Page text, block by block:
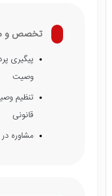
تخصص و
پیگیری
وصیت
تنظیم
قانونی
مشاوره